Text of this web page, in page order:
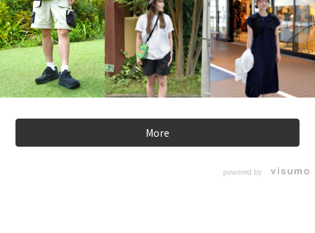
More
powered by